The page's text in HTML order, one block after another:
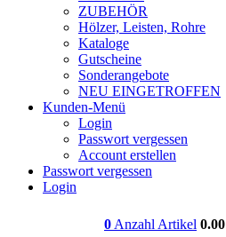
ZUBEHÖR
Hölzer, Leisten, Rohre
Kataloge
Gutscheine
Sonderangebote
NEU EINGETROFFEN
Kunden-Menü
Login
Passwort vergessen
Account erstellen
Passwort vergessen
Login
0 Anzahl Artikel 0.00